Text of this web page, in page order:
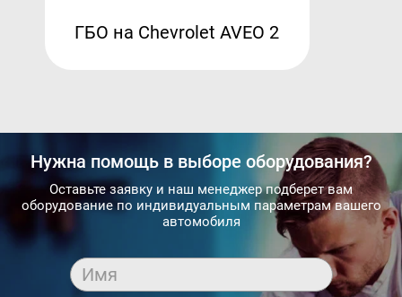
ГБО на Chevrolet AVEO 2
Нужна помощь в выборе оборудования?
Оставьте заявку и наш менеджер подберет вам
оборудование по индивидуальным параметрам вашего
автомобиля
Имя